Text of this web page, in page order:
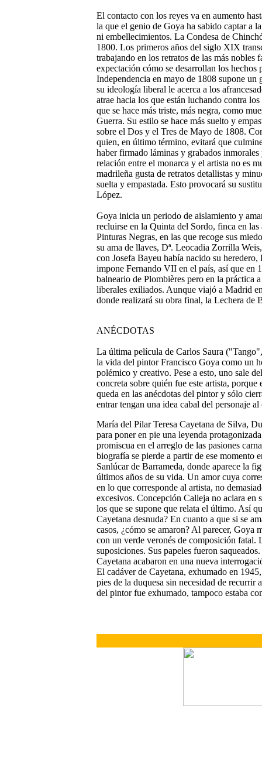
El contacto con los reyes va en aumento
la que el genio de Goya ha sabido captar a
ni embellecimientos. La Condesa de
1800. Los primeros años del siglo XIX
trabajando en los retratos de las más nobles
expectación cómo se desarrollan los
Independencia en mayo de 1808 supone
su ideología liberal le acerca a los
atrae hacia los que están luchando contra
que se hace más triste, más negra, como
Guerra. Su estilo se hace más suelto y
sobre el Dos y el Tres de Mayo de 1808.
quien, en último término, evitará que
haber firmado láminas y grabados
relación entre el monarca y el artista no es
madrileña gusta de retratos detallistas y
suelta y empastada. Esto provocará su
López.
Goya inicia un periodo de aislamiento y
recluirse en la Quinta del Sordo, finca en
Pinturas Negras, en las que recoge sus
su ama de llaves, Dª. Leocadia Zorrilla
con Josefa Bayeu había nacido su
impone Fernando VII en el país, así que en
balneario de Plombières pero en la práctica
liberales exiliados. Aunque viajó a Madrid
donde realizará su obra final, la Lechera de
ANÉCDOTAS
La última película de Carlos Saura
la vida del pintor Francisco Goya como un
polémico y creativo. Pese a esto, uno sale
concreta sobre quién fue este artista, porque
queda en las anécdotas del pintor y sólo
entrar tengan una idea cabal del personaje
María del Pilar Teresa Cayetana de Silva,
para poner en pie una leyenda
promiscua en el arreglo de las pasiones
biografía se pierde a partir de ese momento
Sanlúcar de Barrameda, donde aparece la
últimos años de su vida. Un amor cuya
en lo que corresponde al artista, no
excesivos. Concepción Calleja no aclara en
los que se supone que relata el último. Así
Cayetana desnuda? En cuanto a que si se
casos, ¿cómo se amaron? Al parecer, Goya
con un verde veronés de composición fatal.
suposiciones. Sus papeles fueron
Cayetana acabaron en una nueva
El cadáver de Cayetana, exhumado en
pies de la duquesa sin necesidad de
del pintor fue exhumado, tampoco estaba